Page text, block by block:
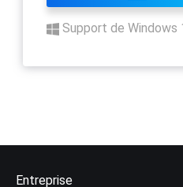
Support de
Entreprise